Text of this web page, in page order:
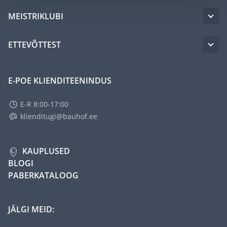
MEISTRIKLUBI
ETTEVÕTTEST
E-POE KLIENDITEENINDUS
E-R 8:00-17:00
klienditugi@bauhof.ee
KAUPLUSED
BLOGI
PABERKATALOOG
JÄLGI MEID: